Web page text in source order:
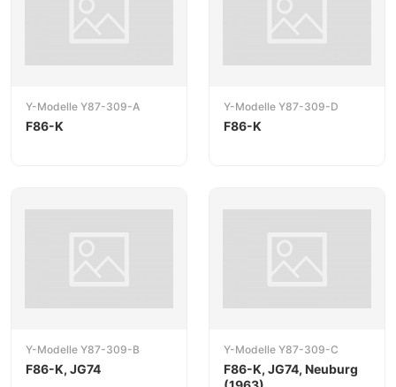
Y-Modelle Y87-309-A
F86-K
Y-Modelle Y87-309-D
F86-K
Y-Modelle Y87-309-B
F86-K, JG74
Y-Modelle Y87-309-C
F86-K, JG74, Neuburg